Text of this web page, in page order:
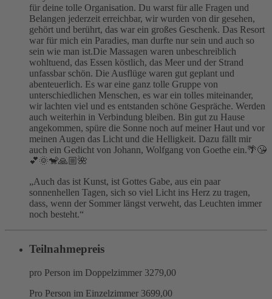
für deine tolle Organisation. Du warst für alle Fragen und
Belangen jederzeit erreichbar, wir wurden von dir gesehen,
gehört und berührt, das war ein großes Geschenk. Das Resort
war für mich ein Paradies, man durfte nur sein und auch so
sein wie man ist.Die Massagen waren unbeschreiblich
wohltuend, das Essen köstlich, das Meer und der Strand
unfassbar schön. Die Ausflüge waren gut geplant und
abenteuerlich. Es war eine ganz tolle Gruppe von
unterschiedlichen Menschen, es war ein tolles miteinander,
wir lachten viel und es entstanden schöne Gespräche. Werden
auch weiterhin in Verbindung bleiben. Bin gut zu Hause
angekommen, spüre die Sonne noch auf meiner Haut und vor
meinen Augen das Licht und die Helligkeit. Dazu fällt mir
auch ein Gedicht von Johann, Wolfgang von Goethe ein.🌴😘
💕🌞🐒🙏🏼🌺
„Auch das ist Kunst, ist Gottes Gabe, aus ein paar
sonnenhellen Tagen, sich so viel Licht ins Herz zu tragen,
dass, wenn der Sommer längst verweht, das Leuchten immer
noch besteht.“
Teilnahmepreis
pro Person im Doppelzimmer 3279,00
Pro Person im Einzelzimmer 3699,00